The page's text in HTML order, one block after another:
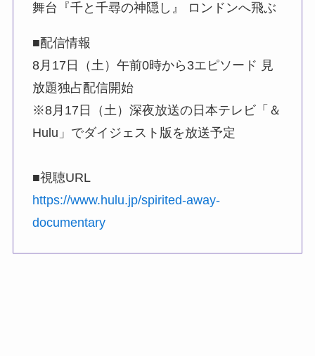
舞台『千と千尋の神隠し』 ロンドンへ飛ぶ
■配信情報
8月17日（土）午前0時から3エピソード 見
放題独占配信開始
※8月17日（土）深夜放送の日本テレビ「＆
Hulu」でダイジェスト版を放送予定
■視聴URL
https://www.hulu.jp/spirited-away-
documentary